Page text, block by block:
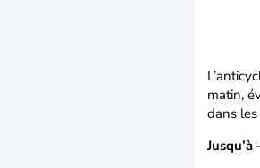
matin,
dans